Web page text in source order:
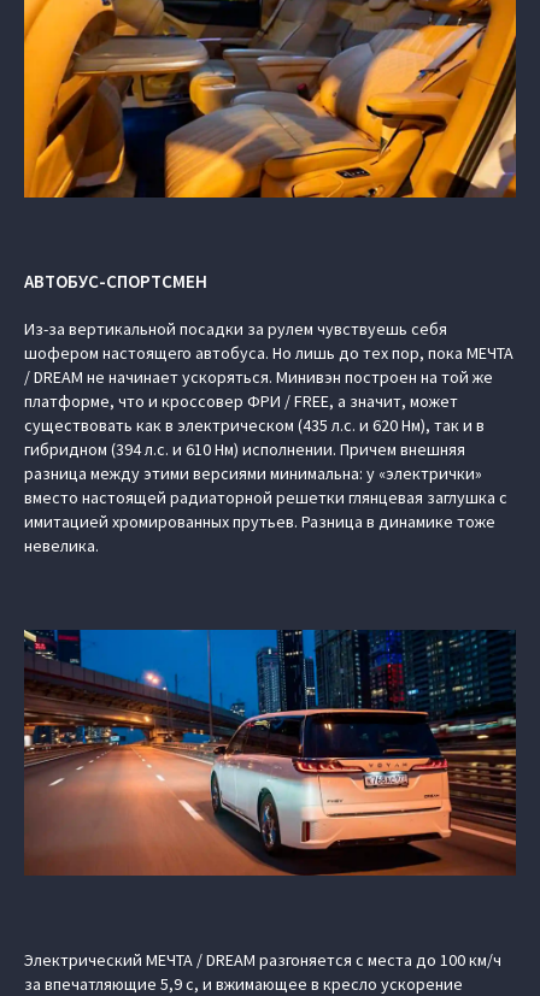
АВТОБУС-СПОРТСМЕН
Из-за вертикальной посадки за рулем чувствуешь себя
шофером настоящего автобуса. Но лишь до тех пор, пока МЕЧТА
/ DREAM не начинает ускоряться. Минивэн построен на той же
платформе, что и кроссовер ФРИ / FREE, а значит, может
существовать как в электрическом (435 л.с. и 620 Нм), так и в
гибридном (394 л.с. и 610 Нм) исполнении. Причем внешняя
разница между этими версиями минимальна: у «электрички»
вместо настоящей радиаторной решетки глянцевая заглушка с
имитацией хромированных прутьев. Разница в динамике тоже
невелика.
Электрический МЕЧТА / DREAM разгоняется с места до 100 км/ч
за впечатляющие 5,9 с, и вжимающее в кресло ускорение